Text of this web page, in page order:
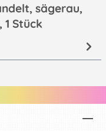
sägerau,
1 Stück